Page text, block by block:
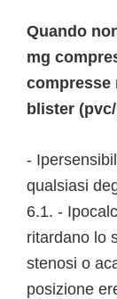
Quando
mg
compresse
blister
-
qualsiasi
6.1. -
ritardano lo
stenosi o
posizione